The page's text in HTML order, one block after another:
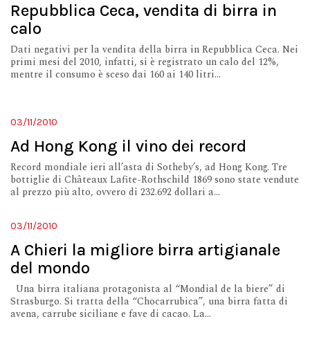
Repubblica Ceca, vendita di birra in
calo
Dati negativi per la vendita della birra in Repubblica Ceca. Nei
primi mesi del 2010, infatti, si è registrato un calo del 12%,
mentre il consumo è sceso dai 160 ai 140 litri...
03/11/2010
Ad Hong Kong il vino dei record
Record mondiale ieri all’asta di Sotheby’s, ad Hong Kong. Tre
bottiglie di Châteaux Lafite-Rothschild 1869 sono state vendute
al prezzo più alto, ovvero di 232.692 dollari a...
03/11/2010
A Chieri la migliore birra artigianale
del mondo
Una birra italiana protagonista al “Mondial de la biere” di
Strasburgo. Si tratta della “Chocarrubica”, una birra fatta di
avena, carrube siciliane e fave di cacao. La...